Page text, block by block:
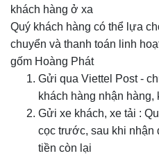
khách hàng ở xa
Quý khách hàng có thể lựa
chuyển và thanh toán linh
gốm Hoàng Phát
Gửi qua Viettel Post -
khách hàng nhận hàng,
Gửi xe khách, xe tải :
cọc trước, sau khi nhận
tiền còn lại